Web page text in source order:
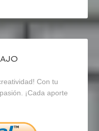
Con tu
¡Cada aporte